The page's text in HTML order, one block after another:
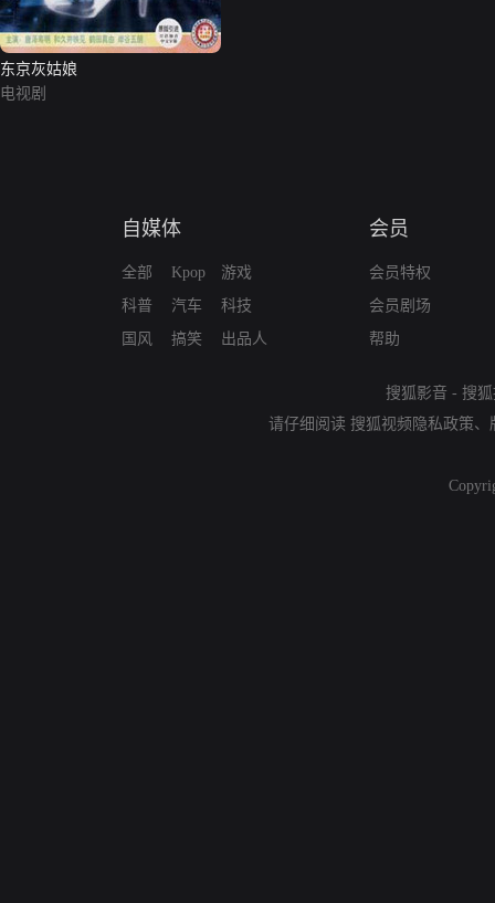
东京灰姑娘
电视剧
自媒体
全部
科普
国风
Kpop
汽车
搞笑
游戏
科技
出品人
会员
会员特权
会员剧场
帮助
搜狐影音 - 搜
请仔细阅读 搜狐视频隐私政策、